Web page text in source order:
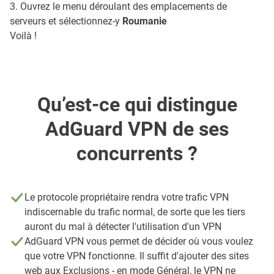
3. Ouvrez le menu déroulant des emplacements de
serveurs et sélectionnez-y Roumanie
Voilà !
Qu’est-ce qui distingue
AdGuard VPN de ses
concurrents ?
Le protocole propriétaire rendra votre trafic VPN
indiscernable du trafic normal, de sorte que les tiers
auront du mal à détecter l'utilisation d'un VPN
AdGuard VPN vous permet de décider où vous voulez
que votre VPN fonctionne. Il suffit d'ajouter des sites
web aux Exclusions - en mode Général, le VPN ne